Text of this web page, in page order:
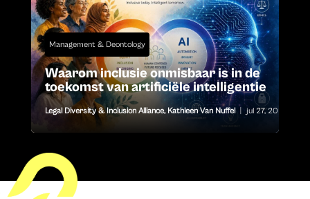
Management & Deontology
Waarom inclusie onmisbaar is in de
toekomst van artificiële intelligentie
Legal Diversity & Inclusion Alliance, Kathleen Van Nuffel jul 27, 2026